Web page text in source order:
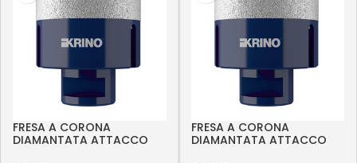
FRESA A CORONA
DIAMANTATA ATTACCO
FRESA A CORONA
DIAMANTATA ATTACCO